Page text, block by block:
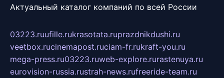
Актуальный каталог компаний по всей России
03223.ruufille.rukrasotata.ruprazdnikdushi.ru
veetbox.rucinemapost.ruciam-fr.rukraft-you.ru
mega-press.ru03223.ruweb-explore.rurastenuya.ru
eurovision-russia.rustrah-news.rufreeride-team.ru